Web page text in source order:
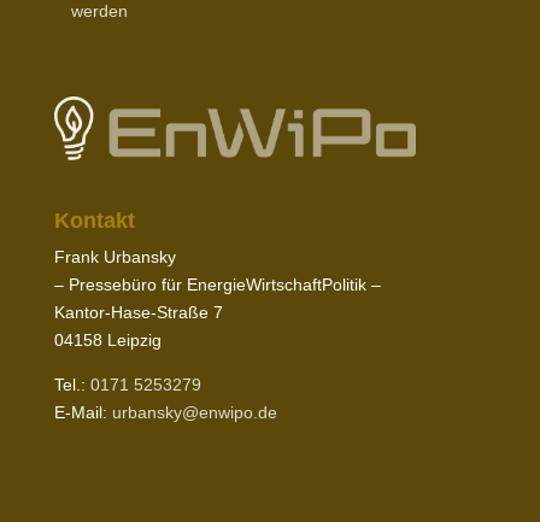
werden
Kontakt
Frank Urbansky
– Pres­sebüro für EnergieWirtschaftPolitik –
Kantor-​Hase-​Straße 7
04158Leipzig
Tel.: 0171 5253279
E‑Mail: urbansky@​enwipo.​de